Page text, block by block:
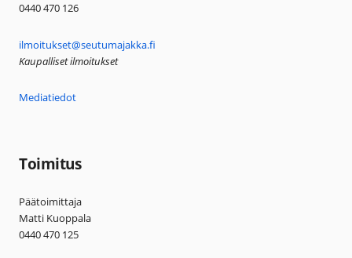
0440 470 126
ilmoitukset@seutumajakka.fi
Kaupalliset ilmoitukset
Mediatiedot
Toimitus
Päätoimittaja
Matti Kuoppala
0440 470 125